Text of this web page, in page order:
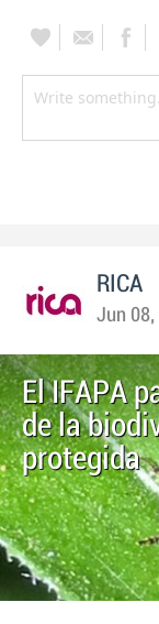
RICA
Jun
El IFAPA
de la
protegida